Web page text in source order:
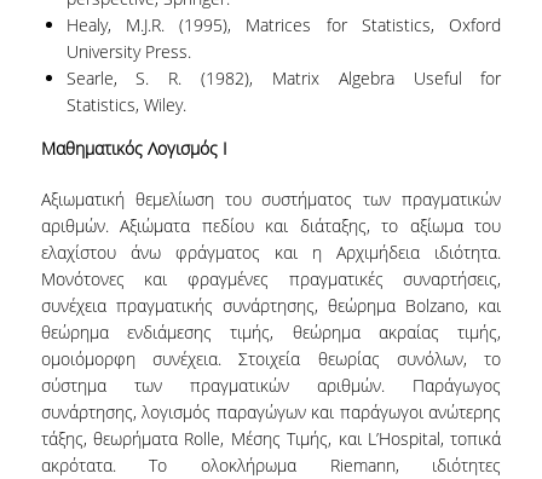
INTERNSHIP FROM FANTASY SPORTS
INTERACTIVE
FOUNDATION HELLAS
INTERNSHIPS FROM IQVIA
MSC THESES
MSC IN STATISTICS THESES
MSC IN SPECIALIZATION OF STATISTICS
THESES
GUIDELINES FOR THESIS WRITING - MSC IN
STATISTICAL DATA SCIENCE
Healy, M.J.R. (1995), Matrices for Statistics, Oxford
University Press.
Searle, S. R. (1982), Matrix Algebra Useful for
Statistics, Wiley.
Μαθηματικός Λογισμός Ι
Αξιωματική θεμελίωση του συστήματος των πραγματικών
αριθμών. Αξιώματα πεδίου και διάταξης, το αξίωμα του
ελαχίστου άνω φράγματος και η Αρχιμήδεια ιδιότητα.
Μονότονες και φραγμένες πραγματικές συναρτήσεις,
συνέχεια πραγματικής συνάρτησης, θεώρημα Bolzano, και
θεώρημα ενδιάμεσης τιμής, θεώρημα ακραίας τιμής,
ομοιόμορφη συνέχεια. Στοιχεία θεωρίας συνόλων, το
σύστημα των πραγματικών αριθμών. Παράγωγος
συνάρτησης, λογισμός παραγώγων και παράγωγοι ανώτερης
τάξης, θεωρήματα Rolle, Μέσης Τιμής, και L’Hospital, τοπικά
ακρότατα. Το ολοκλήρωμα Riemann, ιδιότητες